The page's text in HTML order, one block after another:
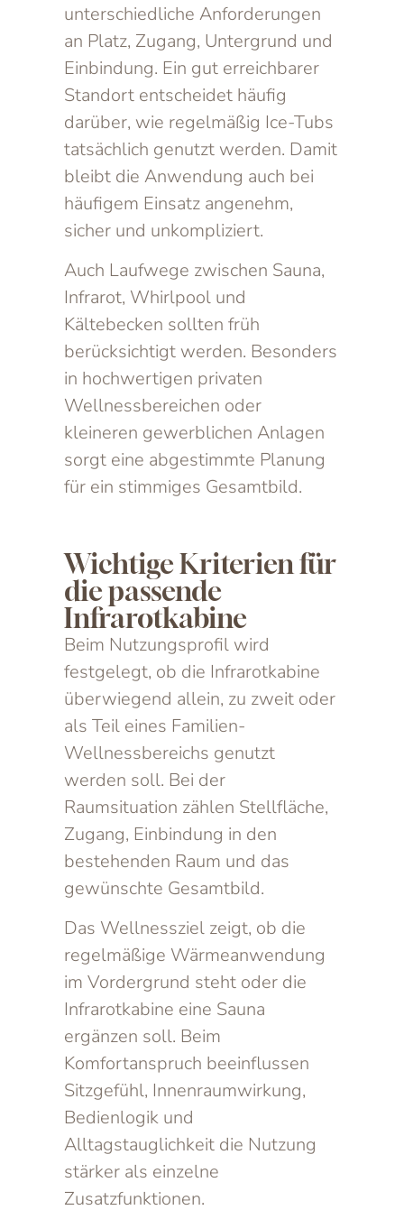
unterschiedliche Anforderungen
an Platz, Zugang, Untergrund und
Einbindung. Ein gut erreichbarer
Standort entscheidet häufig
darüber, wie regelmäßig Ice-Tubs
tatsächlich genutzt werden. Damit
bleibt die Anwendung auch bei
häufigem Einsatz angenehm,
sicher und unkompliziert.
Auch Laufwege zwischen Sauna,
Infrarot, Whirlpool und
Kältebecken sollten früh
berücksichtigt werden. Besonders
in hochwertigen privaten
Wellnessbereichen oder
kleineren gewerblichen Anlagen
sorgt eine abgestimmte Planung
für ein stimmiges Gesamtbild.
Wichtige Kriterien für
die passende
Infrarotkabine
Beim Nutzungsprofil wird
festgelegt, ob die Infrarotkabine
überwiegend allein, zu zweit oder
als Teil eines Familien-
Wellnessbereichs genutzt
werden soll. Bei der
Raumsituation zählen Stellfläche,
Zugang, Einbindung in den
bestehenden Raum und das
gewünschte Gesamtbild.
Das Wellnessziel zeigt, ob die
regelmäßige Wärmeanwendung
im Vordergrund steht oder die
Infrarotkabine eine Sauna
ergänzen soll. Beim
Komfortanspruch beeinflussen
Sitzgefühl, Innenraumwirkung,
Bedienlogik und
Alltagstauglichkeit die Nutzung
stärker als einzelne
Zusatzfunktionen.